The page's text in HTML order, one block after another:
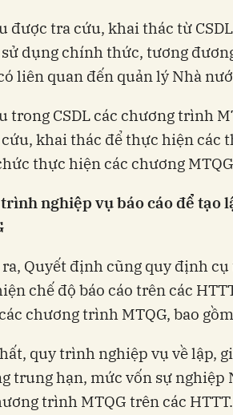
được tra cứu, khai thác từ
dụng chính thức, tương
liên quan đến quản lý Nhà
trong CSDL các chương trình
khai thác để thực hiện các
thực hiện các chương
nghiệp vụ báo cáo để tạo
ra, Quyết định cũng quy định
chế độ báo cáo trên các
chương trình MTQG, bao
quy trình nghiệp vụ về lập,
trung hạn, mức vốn sự nghiệp
trình MTQG trên các HTTT.